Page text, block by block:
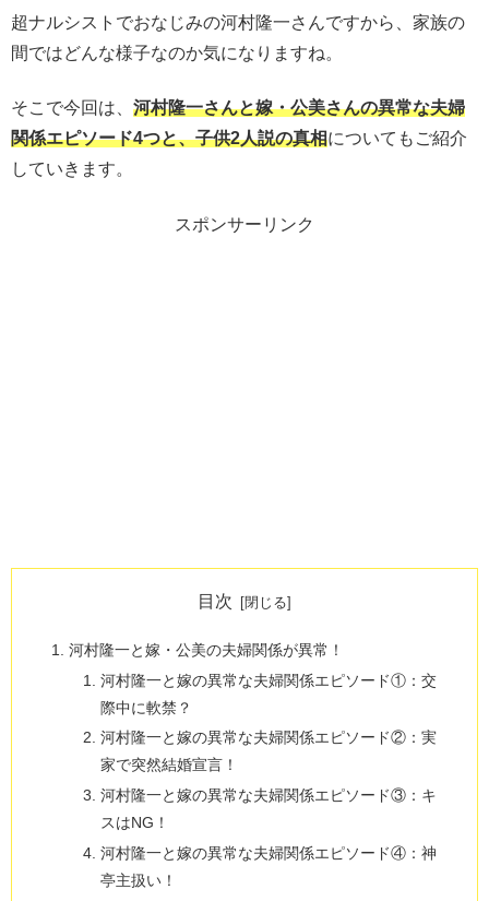
超ナルシストでおなじみの河村隆一さんですから、家族の
間ではどんな様子なのか気になりますね。
そこで今回は、 河村隆一さんと嫁・公美さんの異常な夫婦
関係エピソード4つと、子供2人説の真相についてもご紹介
していきます。
スポンサーリンク
目次
河村隆一と嫁・公美の夫婦関係が異常！
河村隆一と嫁の異常な夫婦関係エピソード①：交
際中に軟禁？
河村隆一と嫁の異常な夫婦関係エピソード②：実
家で突然結婚宣言！
河村隆一と嫁の異常な夫婦関係エピソード③：キ
スはNG！
河村隆一と嫁の異常な夫婦関係エピソード④：神
亭主扱い！